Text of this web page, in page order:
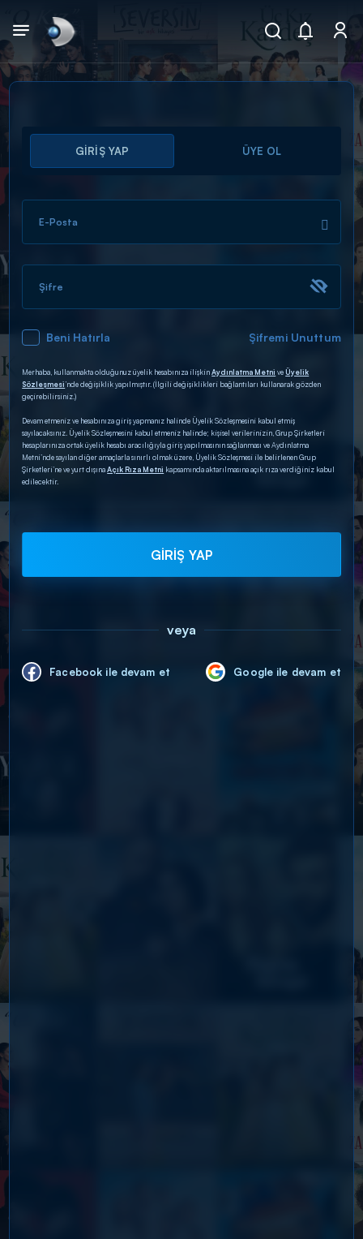
Arama
ARAMA SONUÇLARI
DİĞER SONUÇLAR
GİRİŞ YAP ÜYE OL
E-Posta
Şifre
Beni Hatırla Şifremi Unuttum
Merhaba, kullanmakta olduğunuz üyelik hesabınıza ilişkinAydınlatma Metni veÜyelik
Sözleşmesi’nde değişiklik yapılmıştır. (İlgili değişiklikleri bağlantıları kullanarak gözden
geçirebilirsiniz.)
Devam etmeniz ve hesabınıza giriş yapmanız halinde Üyelik Sözleşmesini kabul etmiş
sayılacaksınız. Üyelik Sözleşmesini kabul etmeniz halinde; kişisel verilerinizin, Grup Şirketleri
hesaplarınıza ortak üyelik hesabı aracılığıyla giriş yapılmasının sağlanması ve Aydınlatma
Metni’nde sayılan diğer amaçlarla sınırlı olmak üzere, Üyelik Sözleşmesi ile belirlenen Grup
Şirketleri’ne ve yurt dışınaAçık Rıza Metni kapsamında aktarılmasına açık rıza verdiğiniz kabul
edilecektir.
GİRİŞ YAP
veya
Facebook ile devam et Google ile devam et